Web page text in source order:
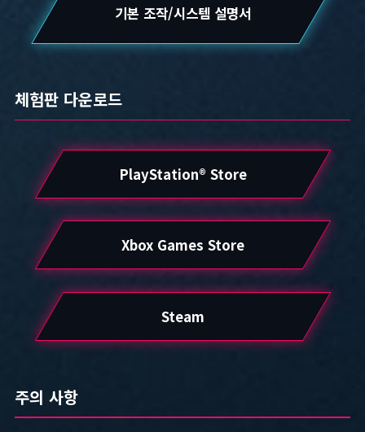
기본 조작/시스템 설명서
체험판 다운로드
PlayStation® Store
Xbox Games Store
Steam
주의 사항